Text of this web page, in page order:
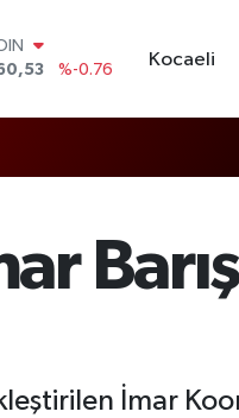
%-0.76
%2.12
Kocaeli
İmar